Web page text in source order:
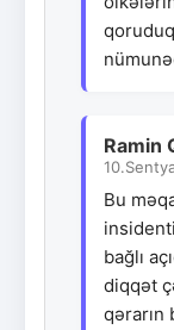
Ramin
Bu
bağlı
diqqət
qərarın